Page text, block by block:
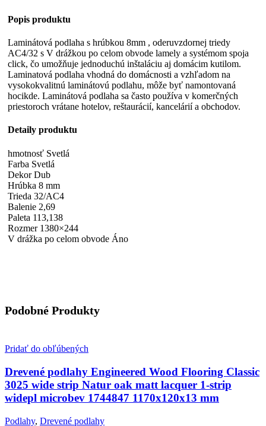
Popis produktu
Laminátová podlaha s hrúbkou 8mm , oderuvzdornej triedy
AC4/32 s V drážkou po celom obvode lamely a systémom spoja
click, čo umožňuje jednoduchú inštaláciu aj domácim kutilom.
Laminatová podlaha vhodná do domácnosti a vzhľadom na
vysokokvalitnú laminátovú podlahu, môže byť namontovaná
hocikde. Laminátová podlaha sa často používa v komerčných
priestoroch vrátane hotelov, reštaurácií, kancelárií a obchodov.
Detaily produktu
hmotnosť Svetlá
Farba Svetlá
Dekor Dub
Hrúbka 8 mm
Trieda 32/AC4
Balenie 2,69
Paleta 113,138
Rozmer 1380×244
V drážka po celom obvode Áno
Podobné Produkty
Pridať do obľúbených
Drevené podlahy Engineered Wood Flooring Classic
3025 wide strip Natur oak matt lacquer 1-strip
widepl microbev 1744847 1170x120x13 mm
Podlahy, Drevené podlahy